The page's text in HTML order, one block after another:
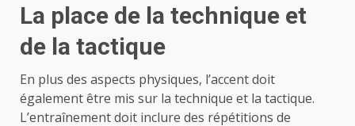
La place de la technique et
de la tactique
En plus des aspects physiques, l’accent doit
également être mis sur la technique et la tactique.
L’entraînement doit inclure des répétitions de